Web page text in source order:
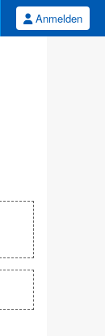
Anmelden